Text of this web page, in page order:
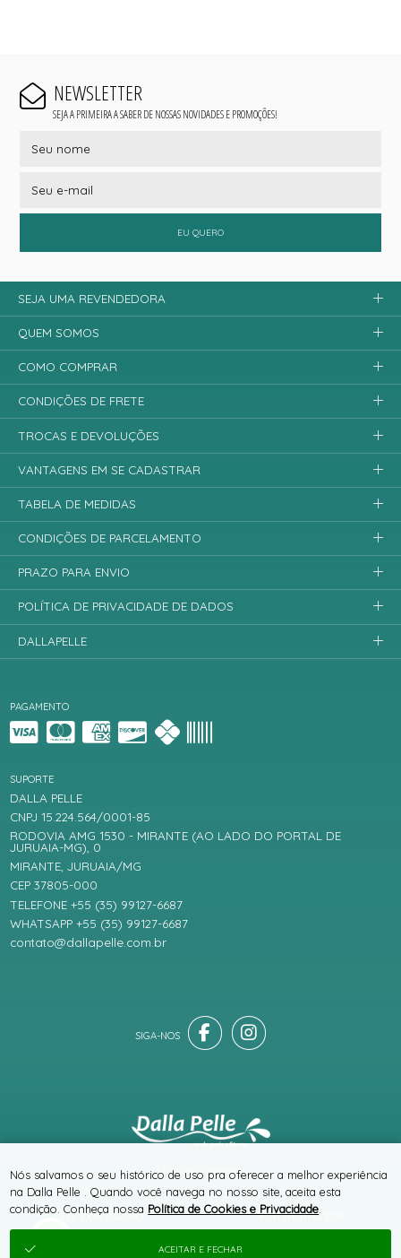
NEWSLETTER
SEJA A PRIMEIRA A SABER DE NOSSAS NOVIDADES E PROMOÇÕES!
EU QUERO
PAGAMENTO
SITE 100% SEGURO PLATAFORMA B2B
SUPORTE
DALLA PELLE
CNPJ 15.224.564/0001-85
RODOVIA AMG 1530 - MIRANTE (AO LADO DO PORTAL DE
JURUAIA-MG), 0
MIRANTE, JURUAIA/MG
CEP 37805-000
TELEFONE +55 (35) 99127-6687
WHATSAPP +55 (35) 99127-6687
contato@dallapelle.com.br
SEJA UMA REVENDEDORA
QUEM SOMOS
COMO COMPRAR
CONDIÇÕES DE FRETE
TROCAS E DEVOLUÇÕES
VANTAGENS EM SE CADASTRAR
TABELA DE MEDIDAS
CONDIÇÕES DE PARCELAMENTO
PRAZO PARA ENVIO
POLÍTICA DE PRIVACIDADE DE DADOS
DALLAPELLE
® TODOS DIREITOS RESERVADOS
Nós salvamos o seu histórico de uso pra oferecer a melhor experiência
na Dalla Pelle . Quando você navega no nosso site, aceita esta
condição. Conheça nossa Política de Cookies e Privacidade
ACEITAR E FECHAR